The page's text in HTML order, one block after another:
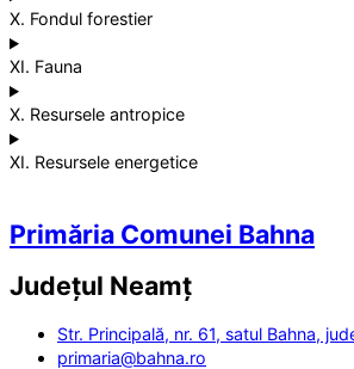
X. Fondul forestier
XI. Fauna
X. Resursele antropice
XI. Resursele energetice
Primăria Comunei Bahna
Județul Neamț
Str. Principală, nr. 61, satul Bahna,
primaria@bahna.ro